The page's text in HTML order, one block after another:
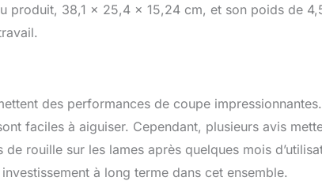
produit, 38,1 x 25,4 x 15,24 cm, et son poids de
des performances de coupe impressionnantes.
faciles à aiguiser. Cependant, plusieurs avis
rouille sur les lames après quelques mois
à long terme dans cet ensemble.